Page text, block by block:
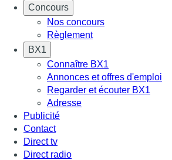
Concours
Nos concours
Règlement
BX1
Connaître BX1
Annonces et offres d'emploi
Regarder et écouter BX1
Adresse
Publicité
Contact
Direct tv
Direct radio